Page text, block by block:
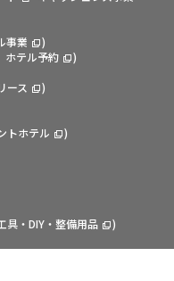
事業
)
ホテル予約
)
ース
)
トホテル
)
具・DIY・整備用品 )